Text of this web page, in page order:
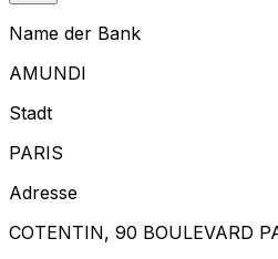
Name der Bank
AMUNDI
Stadt
PARIS
Adresse
COTENTIN, 90 BOULEVARD